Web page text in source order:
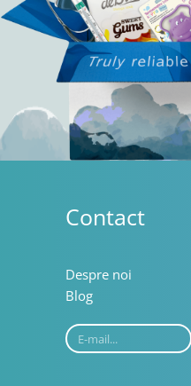
Contact
Despre noi
Blog
E-
mail...